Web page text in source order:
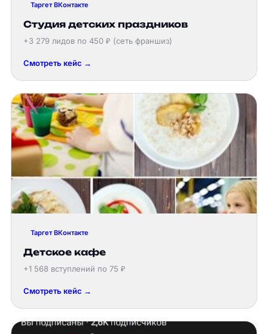
Таргет ВКонтакте
Студия детских праздников
+3 279 лидов по 450 ₽ (сеть франшиз)
Смотреть кейс →
Таргет ВКонтакте
Детское кафе
+1 568 вступлений по 75 ₽
Смотреть кейс →